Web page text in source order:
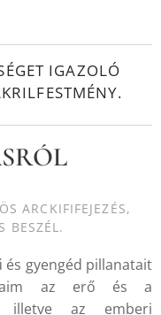
IGAZOLÓ
ARCKIFIFEJEZÉS,
BESZÉL.
és gyengéd pillanatait
az erő és a
illetve az emberi